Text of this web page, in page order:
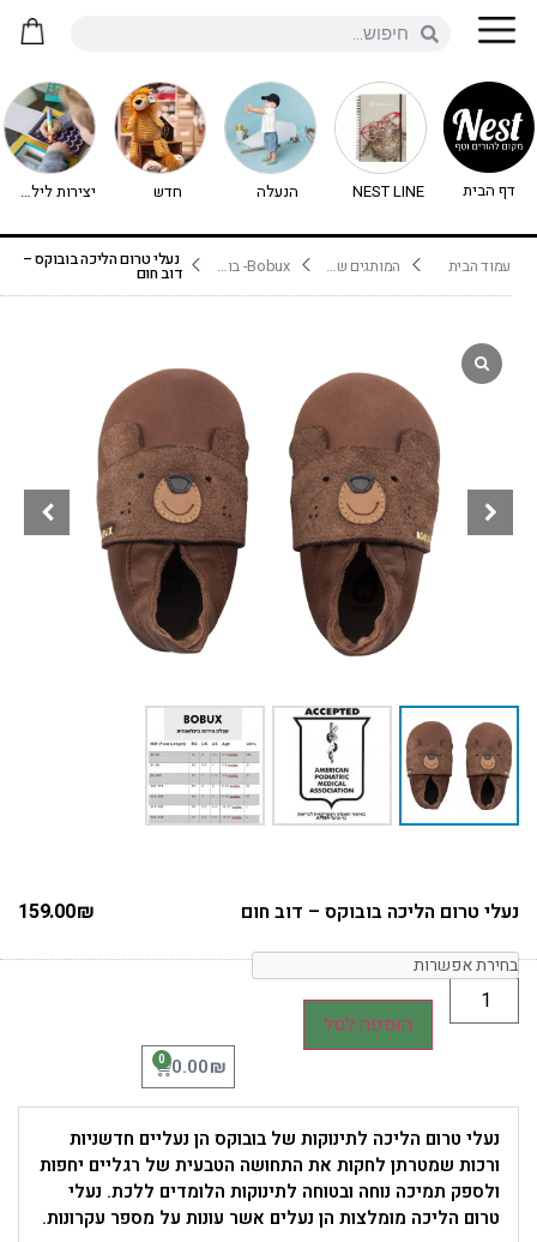
דף הבית NEST LINE הנעלה חדש יצירות לילדים - יצירה לילדים
עמוד הבית המותגים שלנו Bobux- בובוקס נעלי טרום הליכה בובוקס –
דוב חום
נעלי טרום הליכה בובוקס – דוב חום 159.00₪
הוספה לסל
0.00₪
0
נעלי טרום הליכה לתינוקות של בובוקס הן נעליים חדשניות
ורכות שמטרתן לחקות את התחושה הטבעית של רגליים יחפות
ולספק תמיכה נוחה ובטוחה לתינוקות הלומדים ללכת. נעלי
טרום הליכה מומלצות הן נעלים אשר עונות על מספר עקרונות.